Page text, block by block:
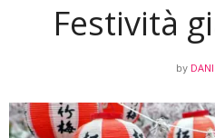
Festività
by